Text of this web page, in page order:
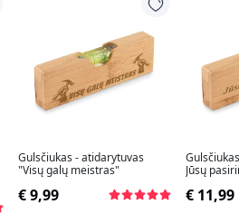
Gulsčiukas - atidarytuvas
"Visų galų meistras"
€ 9,99
Jūsų
€ 11,99